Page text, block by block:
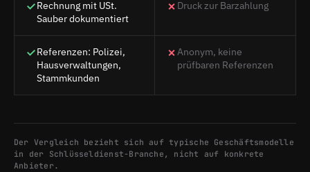
Rechnung mit USt.
Sauber dokumentiert
Druck zur Barzahlung
Referenzen: Polizei,
Hausverwaltungen,
Stammkunden
Anonym, keine
prüfbaren Referenzen
Der Vergleich bezieht sich auf typische Geschäftsmodelle
in der Schlüsseldienst-Branche, nicht auf konkrete
Anbieter.